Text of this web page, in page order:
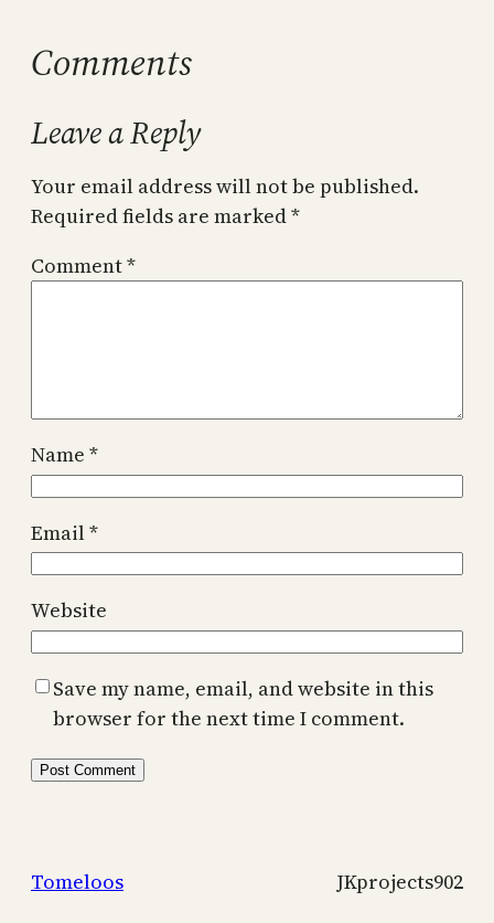
Comments
Leave a Reply
Your email address will not be published.
Required fields are marked*
Comment*
Name *
Email*
Website
Save my name, email, and website in this
browser for the next time I comment.
Tomeloos JKprojects902